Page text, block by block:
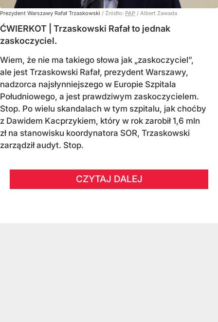
Prezydent Warszawy Rafał Trzaskowski / Źródło: PAP / Albert Zawada
ĆWIERKOT | Trzaskowski Rafał to jednak
zaskoczyciel.
Wiem, że nie ma takiego słowa jak „zaskoczyciel”,
ale jest Trzaskowski Rafał, prezydent Warszawy,
nadzorca najsłynniejszego w Europie Szpitala
Południowego, a jest prawdziwym zaskoczycielem.
Stop. Po wielu skandalach w tym szpitalu, jak choćby
z Dawidem Kacprzykiem, który w rok zarobił 1,6 mln
zł na stanowisku koordynatora SOR, Trzaskowski
zarządził audyt. Stop.
CZYTAJ DALEJ